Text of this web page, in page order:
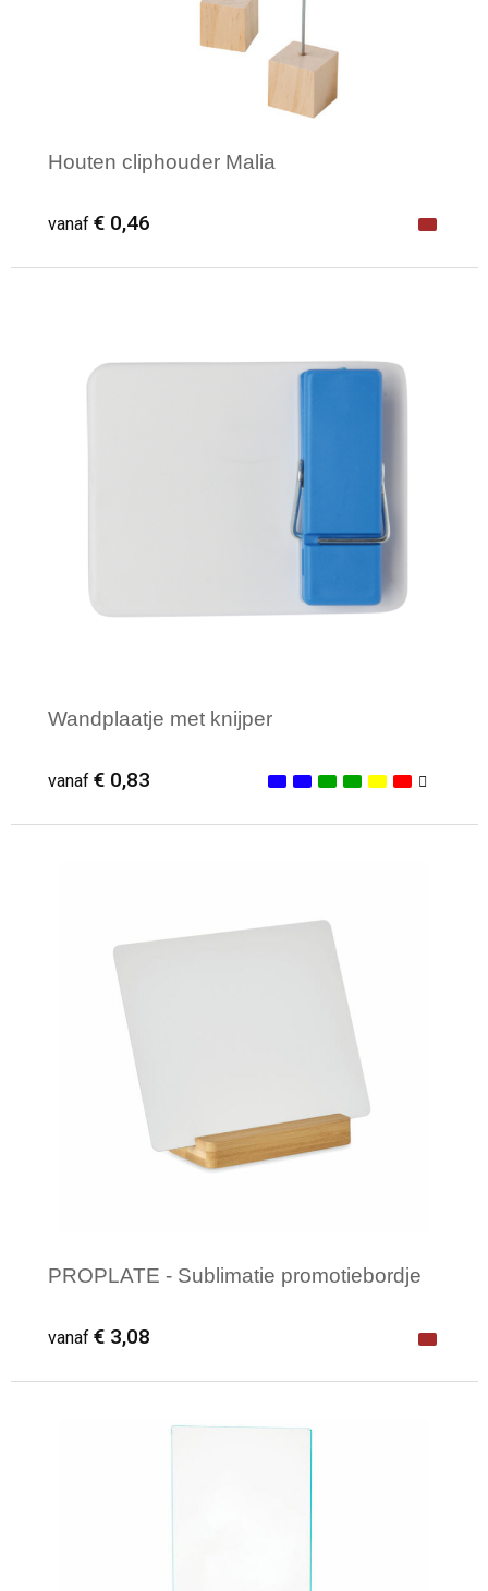
Houten cliphouder Malia
vanaf € 0,46
Wandplaatje met knijper
vanaf € 0,83
PROPLATE - Sublimatie promotiebordje
vanaf € 3,08